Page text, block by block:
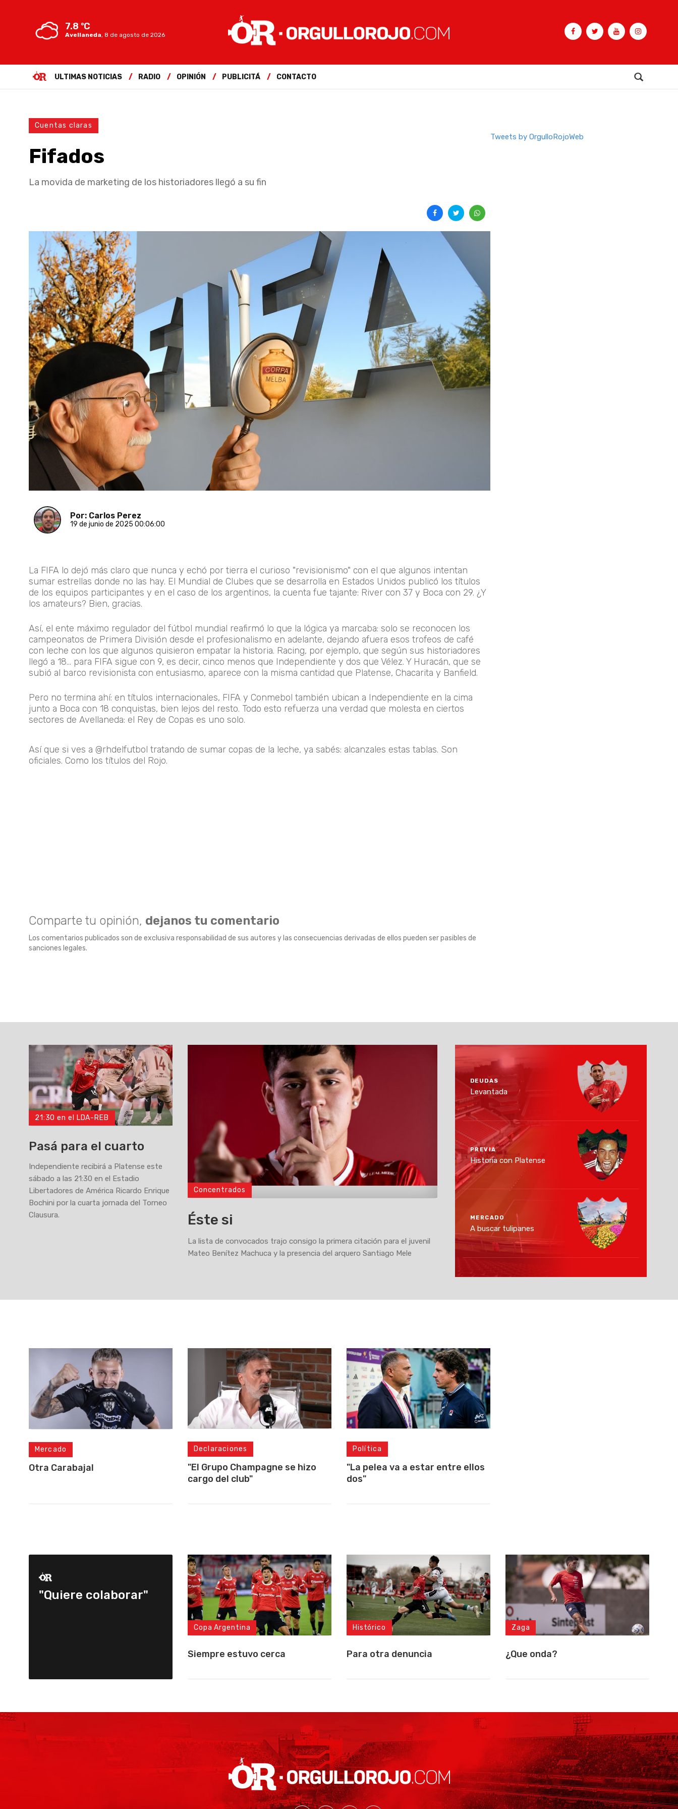
7.8 ºC
Avellaneda, 8 de agosto de 2026
ULTIMAS NOTICIAS RADIO OPINIÓN PUBLICITÁ CONTACTO
Cuentas claras
Fifados
La movida de marketing de los historiadores llegó a su fin
Por: Carlos Perez
19 de junio de 2025 00:06:00
La FIFA lo dejó más claro que nunca y echó por tierra el curioso "revisionismo" con el que algunos intentan
sumar estrellas donde no las hay. El Mundial de Clubes que se desarrolla en Estados Unidos publicó los títulos
de los equipos participantes y en el caso de los argentinos, la cuenta fue tajante: River con 37 y Boca con 29. ¿Y
los amateurs? Bien, gracias.
Así, el ente máximo regulador del fútbol mundial reafirmó lo que la lógica ya marcaba: solo se reconocen los
campeonatos de Primera División desde el profesionalismo en adelante, dejando afuera esos trofeos de café
con leche con los que algunos quisieron empatar la historia. Racing, por ejemplo, que según sus historiadores
llegó a 18... para FIFA sigue con 9, es decir, cinco menos que Independiente y dos que Vélez. Y Huracán, que se
subió al barco revisionista con entusiasmo, aparece con la misma cantidad que Platense, Chacarita y Banfield.
Pero no termina ahí: en títulos internacionales, FIFA y Conmebol también ubican a Independiente en la cima
junto a Boca con 18 conquistas, bien lejos del resto. Todo esto refuerza una verdad que molesta en ciertos
sectores de Avellaneda: el Rey de Copas es uno solo.
Así que si ves a @rhdelfutbol tratando de sumar copas de la leche, ya sabés: alcanzales estas tablas. Son
oficiales. Como los títulos del Rojo.
Comparte tu opinión, dejanos tu comentario
Los comentarios publicados son de exclusiva responsabilidad de sus autores y las consecuencias derivadas de ellos pueden ser pasibles de
sanciones legales.
Tweets by OrgulloRojoWeb
21:30 en el LDA-REB
Pasá para el cuarto
Independiente recibirá a Platense este
sábado a las 21:30 en el Estadio
Libertadores de América Ricardo Enrique
Bochini por la cuarta jornada del Torneo
Clausura.
Concentrados
Éste si
La lista de convocados trajo consigo la primera citación para el juvenil
Mateo Benítez Machuca y la presencia del arquero Santiago Mele
DEUDAS
Levantada
PREVIA
Historia con Platense
MERCADO
A buscar tulipanes
Mercado
Otra Carabajal
Declaraciones
"El Grupo Champagne se hizo
cargo del club"
Política
"La pelea va a estar entre ellos
dos"
"Quiere colaborar"
Copa Argentina
Siempre estuvo cerca
Histórico
Para otra denuncia
Zaga
¿Que onda?